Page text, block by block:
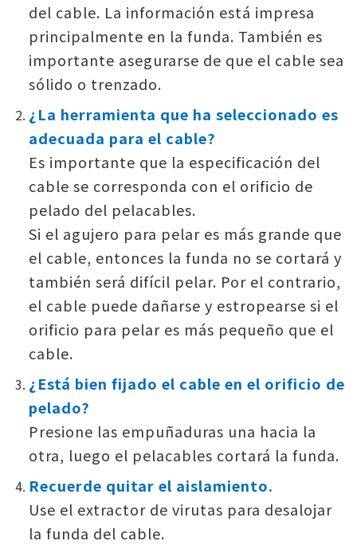
del cable. La información está impresa
principalmente en la funda. También es
importante asegurarse de que el cable sea
sólido o trenzado.
¿La herramienta que ha seleccionado es
adecuada para el cable?
Es importante que la especificación del
cable se corresponda con el orificio de
pelado del pelacables.
Si el agujero para pelar es más grande que
el cable, entonces la funda no se cortará y
también será difícil pelar. Por el contrario,
el cable puede dañarse y estropearse si el
orificio para pelar es más pequeño que el
cable.
¿Está bien fijado el cable en el orificio de
pelado?
Presione las empuñaduras una hacia la
otra, luego el pelacables cortará la funda.
Recuerde quitar el aislamiento.
Use el extractor de virutas para desalojar
la funda del cable.